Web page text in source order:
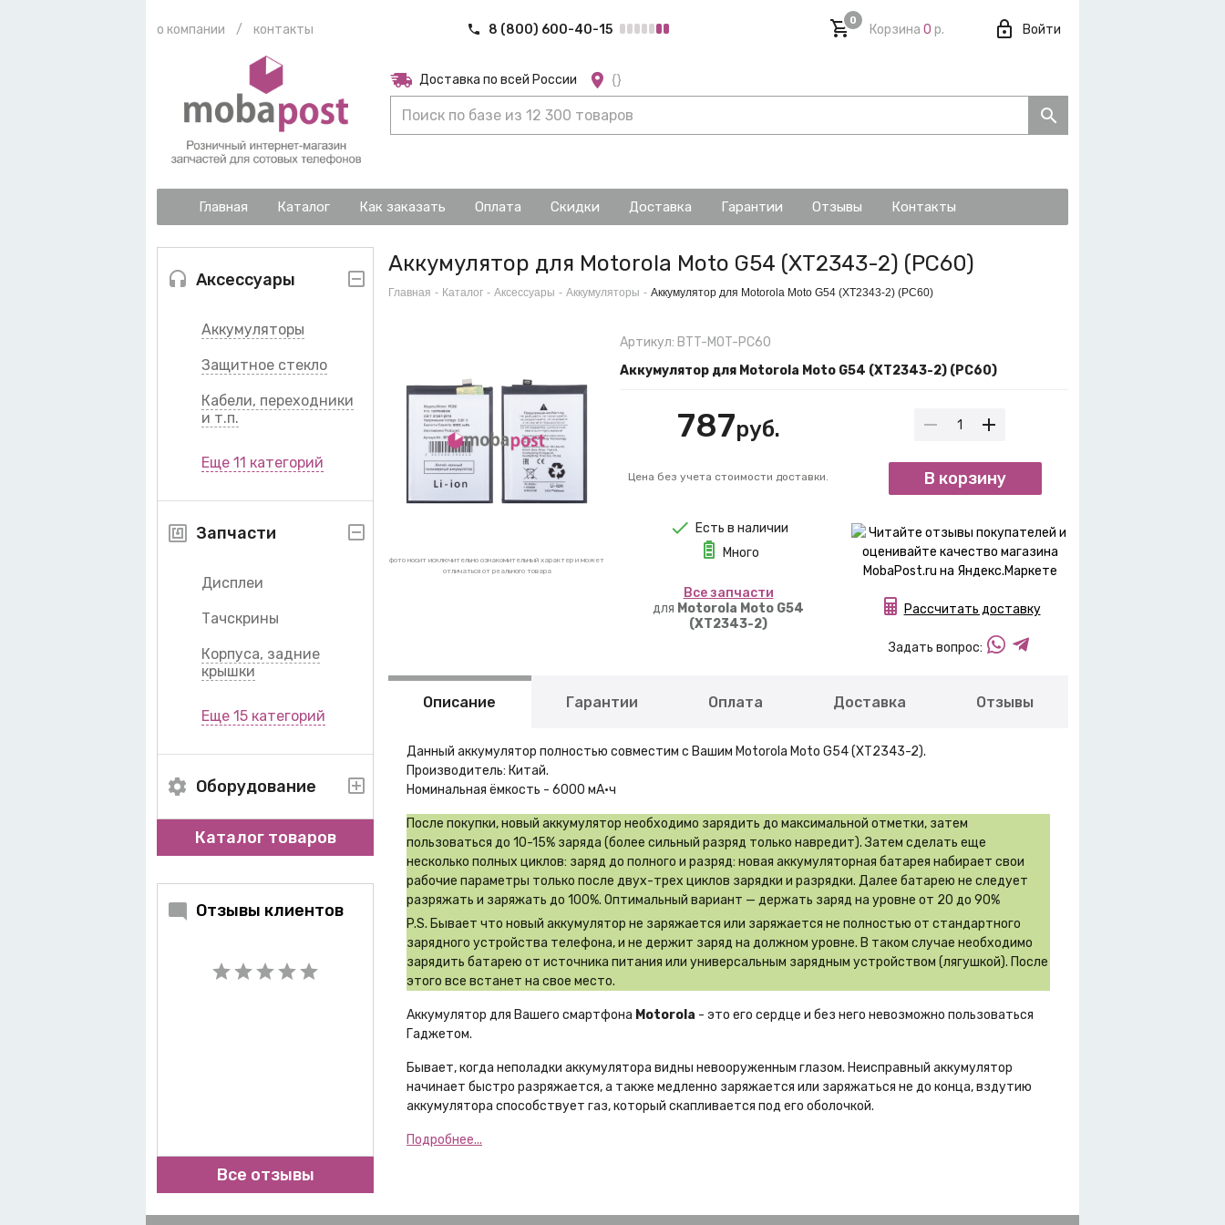
о компании / контакты 8 (800) 600-40-15
0
Корзина 0 р. Войти
Доставка по всей России {}
Главная Каталог Как заказать Оплата Скидки Доставка Гарантии Отзывы Контакты
Аксессуары
Аккумуляторы
Защитное стекло
Кабели, переходники
и т.п.
Еще 11 категорий
Запчасти
Дисплеи
Тачскрины
Корпуса, задние
крышки
Еще 15 категорий
Оборудование
Каталог товаров
Отзывы клиентов
Все отзывы
Аккумулятор для Motorola Moto G54 (XT2343-2) (PC60)
Главная - Каталог - Аксессуары - Аккумуляторы - Аккумулятор для Motorola Moto G54 (XT2343-2) (PC60)
фото носит исключительно ознакомительный характер и может
отличаться от реального товара
Артикул: BTT-MOT-PC60
Аккумулятор для Motorola Moto G54 (XT2343-2) (PC60)
787руб.
Цена без учета стоимости доставки.
Есть в наличии
Много
Вcе запчасти
для Motorola Moto G54
(XT2343-2)
В корзину
Рассчитать доставку
Задать вопрос:
Описание Гарантии Оплата Доставка Отзывы
Данный аккумулятор полностью совместим с Вашим Motorola Moto G54 (XT2343-2).
Производитель: Китай.
Номинальная ёмкость - 6000 мА·ч
После покупки, новый аккумулятор необходимо зарядить до максимальной отметки, затем
пользоваться до 10-15% заряда (более сильный разряд только навредит). Затем сделать еще
несколько полных циклов: заряд до полного и разряд: новая аккумуляторная батарея набирает свои
рабочие параметры только после двух-трех циклов зарядки и разрядки. Далее батарею не следует
разряжать и заряжать до 100%. Оптимальный вариант — держать заряд на уровне от 20 до 90%
P.S. Бывает что новый аккумулятор не заряжается или заряжается не полностью от стандартного
зарядного устройства телефона, и не держит заряд на должном уровне. В таком случае необходимо
зарядить батарею от источника питания или универсальным зарядным устройством (лягушкой). После
этого все встанет на свое место.
Аккумулятор для Вашего смартфона Motorola - это его сердце и без него невозможно пользоваться
Гаджетом.
Бывает, когда неполадки аккумулятора видны невооруженным глазом. Неисправный аккумулятор
начинает быстро разряжается, а также медленно заряжается или заряжаться не до конца, вздутию
аккумулятора способствует газ, который скапливается под его оболочкой.
Подробнее...